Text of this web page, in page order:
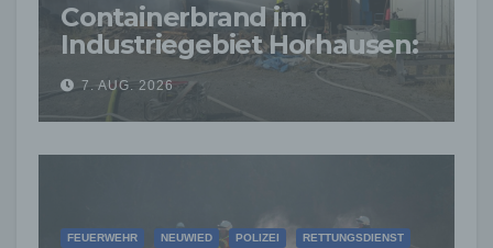
Containerbrand im
Industriegebiet Horhausen:
Feuerwehr verhindert
weitere Ausbreitung
7. AUG. 2026
FEUERWEHR NEUWIED POLIZEI RETTUNGSDIENST